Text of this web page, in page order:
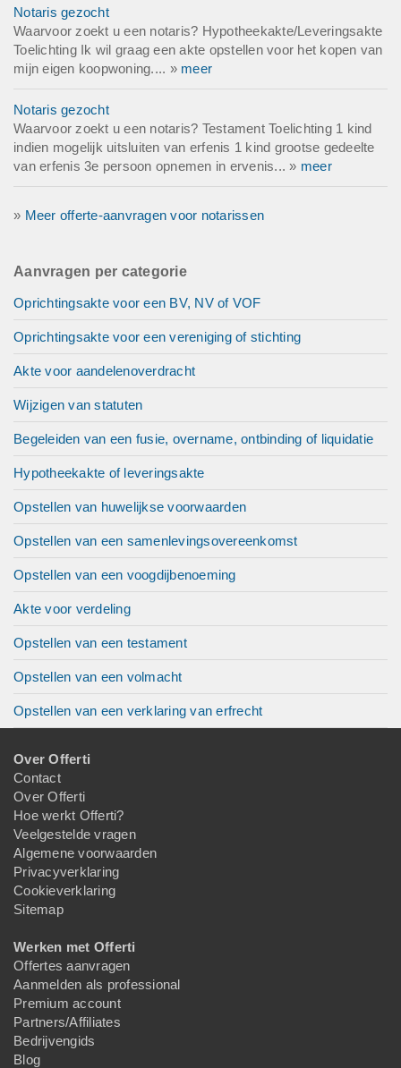
Notaris gezocht
Waarvoor zoekt u een notaris? Hypotheekakte/Leveringsakte
Toelichting Ik wil graag een akte opstellen voor het kopen van
mijn eigen koopwoning.... » meer
Notaris gezocht
Waarvoor zoekt u een notaris? Testament Toelichting 1 kind
indien mogelijk uitsluiten van erfenis 1 kind grootse gedeelte
van erfenis 3e persoon opnemen in ervenis... » meer
» Meer offerte-aanvragen voor notarissen
Aanvragen per categorie
Oprichtingsakte voor een BV, NV of VOF
Oprichtingsakte voor een vereniging of stichting
Akte voor aandelenoverdracht
Wijzigen van statuten
Begeleiden van een fusie, overname, ontbinding of liquidatie
Hypotheekakte of leveringsakte
Opstellen van huwelijkse voorwaarden
Opstellen van een samenlevingsovereenkomst
Opstellen van een voogdijbenoeming
Akte voor verdeling
Opstellen van een testament
Opstellen van een volmacht
Opstellen van een verklaring van erfrecht
Over Offerti
Contact
Over Offerti
Hoe werkt Offerti?
Veelgestelde vragen
Algemene voorwaarden
Privacyverklaring
Cookieverklaring
Sitemap
Werken met Offerti
Offertes aanvragen
Aanmelden als professional
Premium account
Partners/Affiliates
Bedrijvengids
Blog